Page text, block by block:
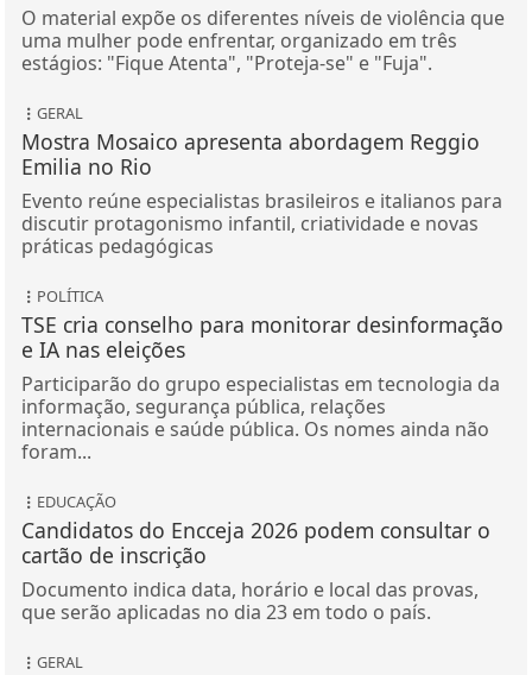
O material expõe os diferentes níveis de violência que
uma mulher pode enfrentar, organizado em três
estágios: "Fique Atenta", "Proteja-se" e "Fuja".
GERAL
Mostra Mosaico apresenta abordagem Reggio
Emilia no Rio
Evento reúne especialistas brasileiros e italianos para
discutir protagonismo infantil, criatividade e novas
práticas pedagógicas
POLÍTICA
TSE cria conselho para monitorar desinformação
e IA nas eleições
Participarão do grupo especialistas em tecnologia da
informação, segurança pública, relações
internacionais e saúde pública. Os nomes ainda não
foram...
EDUCAÇÃO
Candidatos do Encceja 2026 podem consultar o
cartão de inscrição
Documento indica data, horário e local das provas,
que serão aplicadas no dia 23 em todo o país.
GERAL